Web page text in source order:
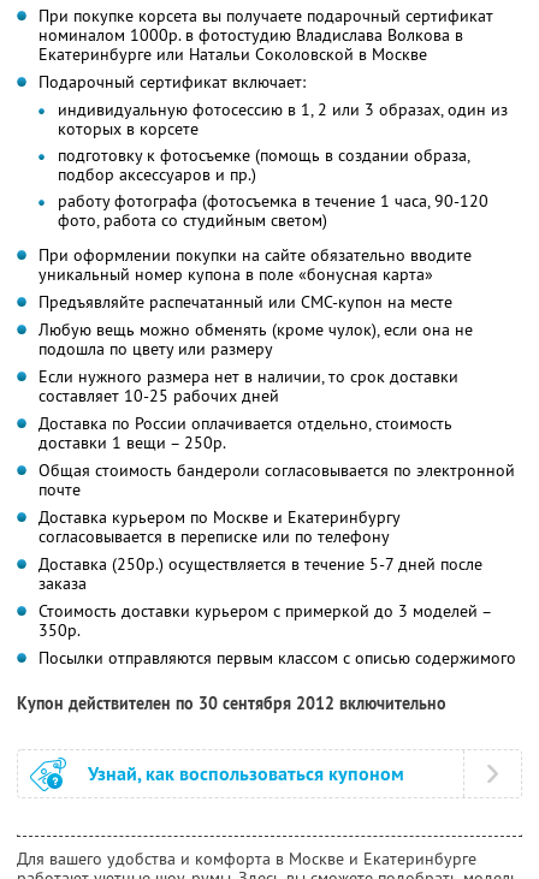
При покупке корсета вы получаете подарочный сертификат
номиналом 1000р. в фотостудию Владислава Волкова в
Екатеринбурге или Натальи Соколовской в Москве
Подарочный сертификат включает:
индивидуальную фотосессию в 1, 2 или 3 образах, один из
которых в корсете
подготовку к фотосъемке (помощь в создании образа,
подбор аксессуаров и пр.)
работу фотографа (фотосъемка в течение 1 часа, 90-120
фото, работа со студийным светом)
При оформлении покупки на сайте обязательно вводите
уникальный номер купона в поле «бонусная карта»
Предъявляйте распечатанный или СМС-купон на месте
Любую вещь можно обменять (кроме чулок), если она не
подошла по цвету или размеру
Если нужного размера нет в наличии, то срок доставки
составляет 10-25 рабочих дней
Доставка по России оплачивается отдельно, стоимость
доставки 1 вещи – 250р.
Общая стоимость бандероли согласовывается по электронной
почте
Доставка курьером по Москве и Екатеринбургу
согласовывается в переписке или по телефону
Доставка (250р.) осуществляется в течение 5-7 дней после
заказа
Стоимость доставки курьером с примеркой до 3 моделей –
350р.
Посылки отправляются первым классом с описью содержимого
Купон действителен по 30 сентября 2012 включительно
Узнай, как воспользоваться купоном
Для вашего удобства и комфорта в Москве и Екатеринбурге